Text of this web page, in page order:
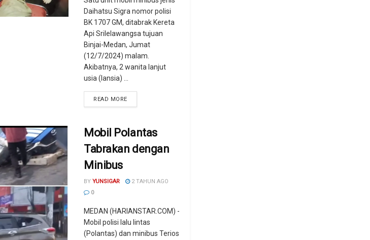
Daihatsu Sigra nomor polisi
BK 1707 GM, ditabrak Kereta
Api Srilelawangsa tujuan
Binjai-Medan, Jumat
(12/7/2024) malam.
Akibatnya, 2 wanita lanjut
usia (lansia) ...
READ MORE
Mobil Polantas
Tabrakan dengan
Minibus
BY YUNSIGAR
2 TAHUN AGO
0
MEDAN (HARIANSTAR.COM) -
Mobil polisi lalu lintas
(Polantas) dan minibus Terios